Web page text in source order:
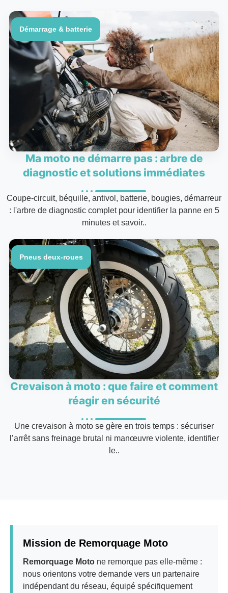
Démarrage & batterie
Ma moto ne démarre pas : arbre de
diagnostic et solutions immédiates
Coupe-circuit, béquille, antivol, batterie, bougies, démarreur
: l'arbre de diagnostic complet pour identifier la panne en 5
minutes et savoir..
Pneus deux-roues
Crevaison à moto : que faire et comment
réagir en sécurité
Une crevaison à moto se gère en trois temps : sécuriser
l’arrêt sans freinage brutal ni manœuvre violente, identifier
le..
Mission de Remorquage Moto
Remorquage Moto ne remorque pas elle-même :
nous orientons votre demande vers un partenaire
indépendant du réseau, équipé spécifiquement